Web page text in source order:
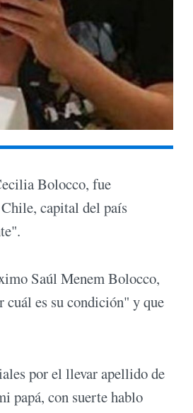
Bolocco, fue
capital del país
Saúl Menem Bolocco,
cuál es su condición" y que
por el llevar apellido de
papá, con suerte hablo